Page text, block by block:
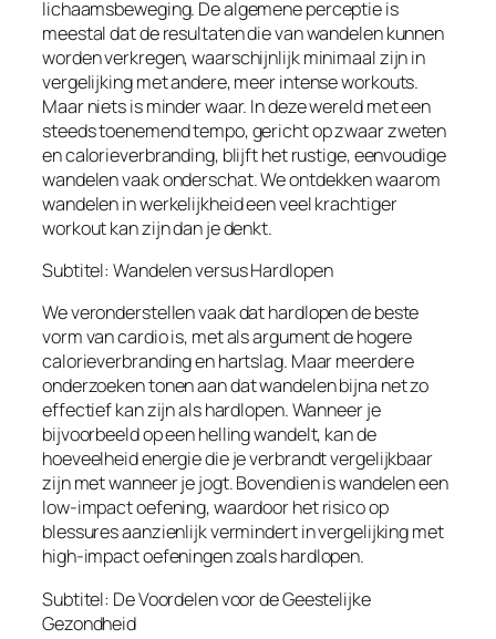
lichaamsbeweging. De algemene perceptie is
meestal dat de resultaten die van wandelen kunnen
worden verkregen, waarschijnlijk minimaal zijn in
vergelijking met andere, meer intense workouts.
Maar niets is minder waar. In deze wereld met een
steeds toenemend tempo, gericht op zwaar zweten
en calorieverbranding, blijft het rustige, eenvoudige
wandelen vaak onderschat. We ontdekken waarom
wandelen in werkelijkheid een veel krachtiger
workout kan zijn dan je denkt.
Subtitel: Wandelen versus Hardlopen
We veronderstellen vaak dat hardlopen de beste
vorm van cardio is, met als argument de hogere
calorieverbranding en hartslag. Maar meerdere
onderzoeken tonen aan dat wandelen bijna net zo
effectief kan zijn als hardlopen. Wanneer je
bijvoorbeeld op een helling wandelt, kan de
hoeveelheid energie die je verbrandt vergelijkbaar
zijn met wanneer je jogt. Bovendien is wandelen een
low-impact oefening, waardoor het risico op
blessures aanzienlijk vermindert in vergelijking met
high-impact oefeningen zoals hardlopen.
Subtitel: De Voordelen voor de Geestelijke
Gezondheid